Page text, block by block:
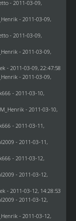
- 2011-03-09,
- 2011-03-09,
- 2011-03-09,
- 2011-03-09,
- 2011-03-09, 22:47:58
- 2011-03-09,
- 2011-03-10,
- 2011-03-10,
- 2011-03-11,
- 2011-03-11,
- 2011-03-12,
- 2011-03-12,
- 2011-03-12, 14:28:53
- 2011-03-12,
- 2011-03-12,